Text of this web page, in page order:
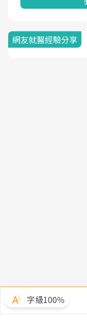
網友就醫經驗分享
字級100％